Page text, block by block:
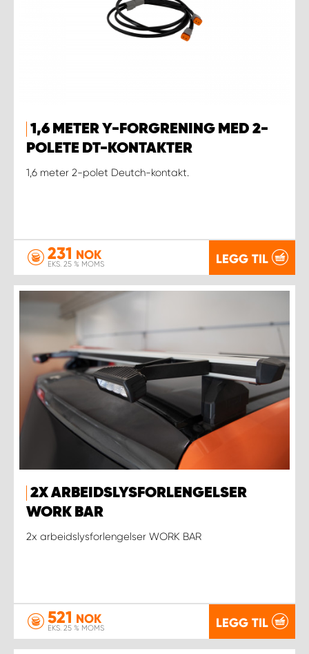
1,6 METER Y-FORGRENING MED 2-
POLETE DT-KONTAKTER
1,6 meter 2-polet Deutch-kontakt.
231 NOK
EKS. 25 % MOMS LEGG TIL
2X ARBEIDSLYSFORLENGELSER
WORK BAR
2x arbeidslysforlengelser WORK BAR
521 NOK
EKS. 25 % MOMS LEGG TIL